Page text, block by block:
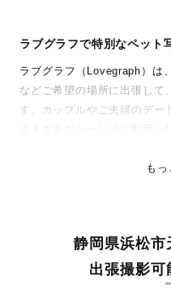
ラブグラフで特別なペット
ラブグラフ（Lovegraph）は
などご希望の場所に出張して
す。カップルやご夫婦のデー
ありのままの空気感を大切に
料金は全国どこでも一律。わ
リジナルの研修と厳正な審査
ィを身につけたプロのカメラ
もっ
静岡県浜松市
出張撮影可